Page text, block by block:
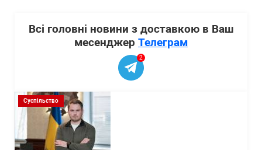
Всі головні новини з доставкою в Ваш
месенджер Телеграм
2
Суспільство